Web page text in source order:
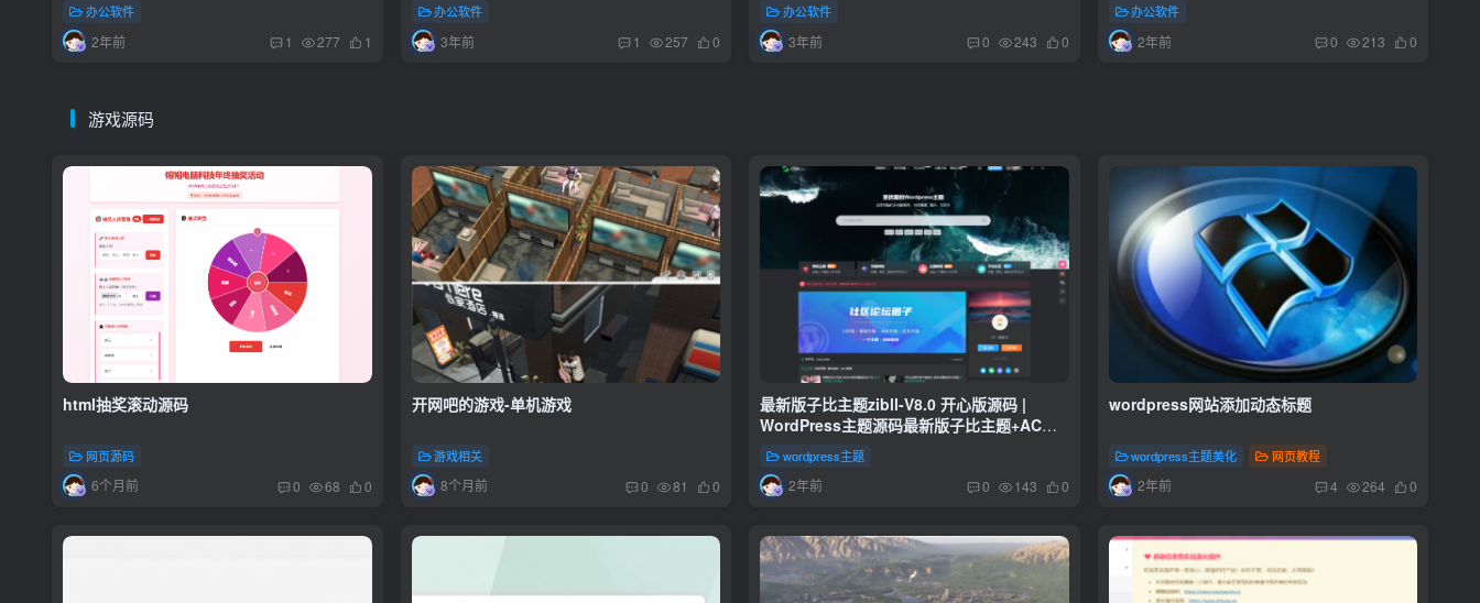
办公软件
2年前 1 277 1
办公软件
3年前 1 257 0
办公软件
3年前 0 243 0
办公软件
2年前 0 213 0
游戏源码
html抽奖滚动源码
网页源码
6个月前 0 68 0
开网吧的游戏-单机游戏
游戏相关
8个月前 0 81 0
最新版子比主题zibll-V8.0 开心版源码 |
WordPress主题源码最新版子比主题+ACG
wordpress主题
2年前 0 143 0
wordpress网站添加动态标题
wordpress主题美化 网页教程
2年前 4 264 0